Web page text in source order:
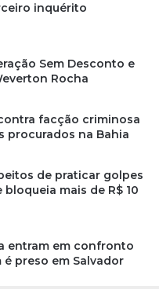
inquérito
Sem Desconto e
Rocha
facção criminosa
procurados na Bahia
de praticar golpes
mais de R$ 10
entram em confronto
preso em Salvador